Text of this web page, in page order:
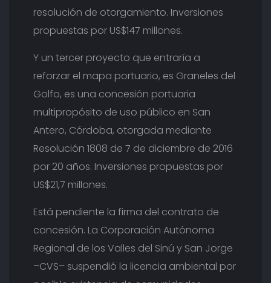
resolución de otorgamiento. Inversiones
propuestas por US$147 millones.
Y un tercer proyecto que entraría a
reforzar el mapa portuario, es Graneles del
Golfo, es una concesión portuaria
multipropósito de uso público en San
Antero, Córdoba, otorgada mediante
Resolución 1808 de 7 de diciembre de 2016
por 20 años. Inversiones propuestas por
US$21,7 millones.
Está pendiente la firma del contrato de
concesión. La Corporación Autónoma
Regional de los Valles del Sinú y San Jorge
–CVS– suspendió la licencia ambiental por